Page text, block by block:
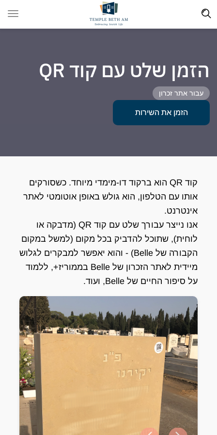
הזמן שלט עם קוד QR
עבור אתר זכרון
הזמן את השירות
קוד QR הוא ברקוד דו-מימדי מיוחד. כשסורקים
אותו עם הטלפון, הוא גולש באופן אוטומטי לאתר
אינטרנט.
אנו נייצר עבורך שלט עם קוד QR (מדבקה או
לוחית), שתוכל להדביק בכל מקום (למשל במקום
הקבורה של Belle) - והוא יאפשר למבקרים לגלוש
מיידית לאתר הזכרון של Belle בממוריז+, ללמוד
על סיפור החיים של Belle, ועוד.